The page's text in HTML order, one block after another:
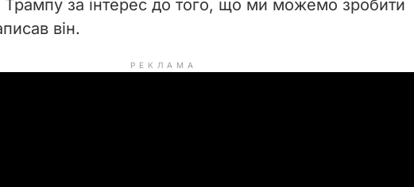
Трампу за інтерес до того, що ми можемо зробити
він.
РЕКЛАМА